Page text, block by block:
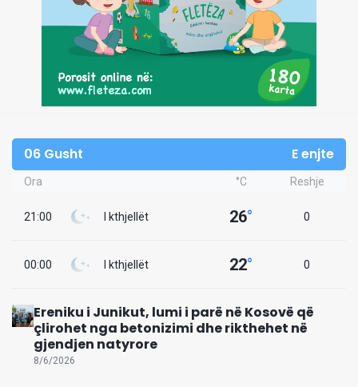
06 Gusht E enjte
Ora °C Reshje
21:00 I kthjellët 26° 0
00:00 I kthjellët 22° 0
Ereniku i Junikut, lumi i parë në Kosovë që
çlirohet nga betonizimi dhe rikthehet në
gjendjen natyrore
8/6/2026